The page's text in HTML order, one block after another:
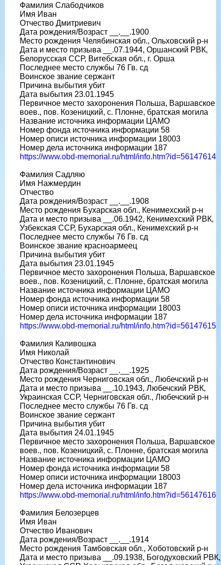
Фамилия Слабодчиков
Имя Иван
Отчество Дмитриевич
Дата рождения/Возраст __.__.1900
Место рождения Челябинская обл., Ольховский р-н
Дата и место призыва __.07.1944, Оршанский РВК,
Белорусская ССР, Витебская обл., г. Орша
Последнее место службы 76 Гв. сд
Воинское звание сержант
Причина выбытия убит
Дата выбытия 23.01.1945
Первичное место захоронения Польша, Варшавское
воев., пов. Козеницкий, с. Плонне, братская могила
Название источника информации ЦАМО
Номер фонда источника информации 58
Номер описи источника информации 18003
Номер дела источника информации 187
https://www.obd-memorial.ru/html/info.htm?id=56147614
Фамилия Садляю
Имя Нажмердин
Отчество
Дата рождения/Возраст __.__.1908
Место рождения Бухарская обл., Кенимехский р-н
Дата и место призыва __.06.1942, Кенимехский РВК,
Узбекская ССР, Бухарская обл., Кенимехский р-н
Последнее место службы 76 Гв. сд
Воинское звание красноармеец
Причина выбытия убит
Дата выбытия 23.01.1945
Первичное место захоронения Польша, Варшавское
воев., пов. Козеницкий, с. Плонне, братская могила
Название источника информации ЦАМО
Номер фонда источника информации 58
Номер описи источника информации 18003
Номер дела источника информации 187
https://www.obd-memorial.ru/html/info.htm?id=56147615
Фамилия Каливошка
Имя Николай
Отчество Константинович
Дата рождения/Возраст __.__.1925
Место рождения Черниговская обл., Любечский р-н
Дата и место призыва __.10.1943, Любечский РВК,
Украинская ССР, Черниговская обл., Любечский р-н
Последнее место службы 76 Гв. сд
Воинское звание сержант
Причина выбытия убит
Дата выбытия 24.01.1945
Первичное место захоронения Польша, Варшавское
воев., пов. Козеницкий, с. Плонне, братская могила
Название источника информации ЦАМО
Номер фонда источника информации 58
Номер описи источника информации 18003
Номер дела источника информации 187
https://www.obd-memorial.ru/html/info.htm?id=56147616
Фамилия Белозерцев
Имя Иван
Отчество Иванович
Дата рождения/Возраст __.__.1914
Место рождения Тамбовская обл., Хоботовский р-н
Дата и место призыва __.09.1938, Богодуховский РВК,